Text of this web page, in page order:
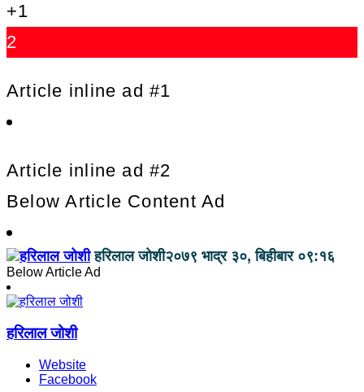
+1
2
Article inline ad #1
Article inline ad #2
Below Article Content Ad
हरिलाल जोशी२०७९ भाद्र ३०, बिहीबार ०९:१६
Below Article Ad
हरिलाल जोशी
Website
Facebook